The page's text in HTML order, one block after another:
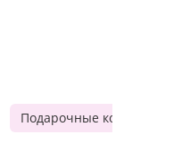
Подарочные корзины